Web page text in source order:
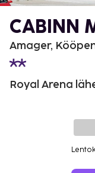
CABINN
Amager,
Royal Arena